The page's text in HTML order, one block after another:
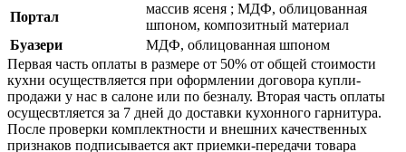
Портал
массив ясеня ; МДФ, облицованная
шпоном, композитный материал
Буaзери
МДФ, облицованная шпоном
Первая часть оплаты в размере от 50% от общей стоимости
кухни осуществляется при оформлении договора купли-
продажи у нас в салоне или по безналу. Вторая часть оплаты
осущесвтляется за 7 дней до доставки кухонного гарнитура.
После проверки комплектности и внешних качественных
признаков подписывается акт приемки-передачи товара